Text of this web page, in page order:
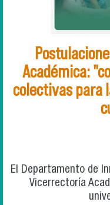
Académica:
colectivas para
El Departamento de
Vicerrectoría